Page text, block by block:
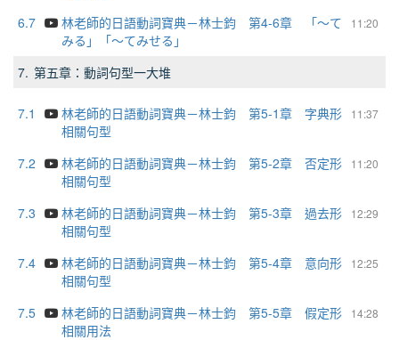
6.7
11:20
林老師的日語動詞寶典－林士鈞 第4-6章 「～て
みる」「～てみせる」
7. 第五章：動詞句型一大堆
7.1 11:37
林老師的日語動詞寶典－林士鈞 第5-1章 字典形
相關句型
7.2
11:20
林老師的日語動詞寶典－林士鈞 第5-2章 否定形
相關句型
7.3
12:29
林老師的日語動詞寶典－林士鈞 第5-3章 過去形
相關句型
7.4
12:25
林老師的日語動詞寶典－林士鈞 第5-4章 意向形
相關句型
7.5
14:28
林老師的日語動詞寶典－林士鈞 第5-5章 假定形
相關用法